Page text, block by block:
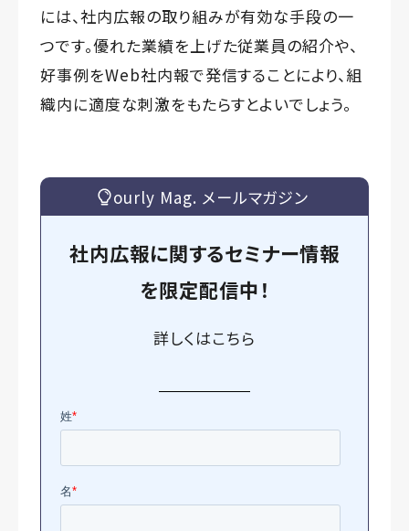
には、社内広報の取り組みが有効な手段の一
つです。優れた業績を上げた従業員の紹介や、
好事例をWeb社内報で発信することにより、組
織内に適度な刺激をもたらすとよいでしょう。
ourly Mag. メールマガジン
社内広報に関するセミナー情報
を限定配信中！
詳しくはこちら